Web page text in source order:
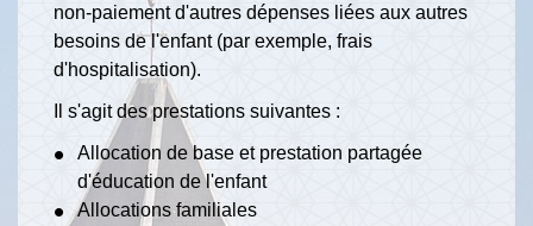
non-paiement d'autres dépenses liées aux autres
besoins de l'enfant (par exemple, frais
d'hospitalisation).
Il s'agit des prestations suivantes :
Allocation de base et prestation partagée
d'éducation de l'enfant
Allocations familiales